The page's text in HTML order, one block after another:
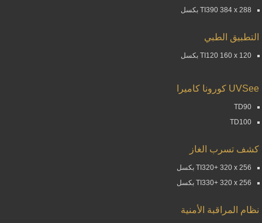
TI390 384 x 288 بكسل
التطبيق الطبي
TI120 160 x 120 بكسل
UVSee كورونا كاميرا
TD90
TD100
كشف تسرب الغاز
TI320+ 320 x 256 بكسل
TI330+ 320 x 256 بكسل
نظام المراقبة الأمنية